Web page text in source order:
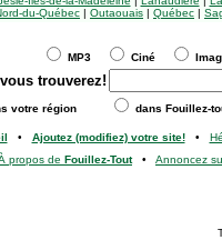
du-Québec | Outaouais | Québec |
MP3 Ciné
trouverez!
votre région dans Fouillez-
• Ajoutez (modifiez) votre site!•
propos de Fouillez-Tout• Annoncez